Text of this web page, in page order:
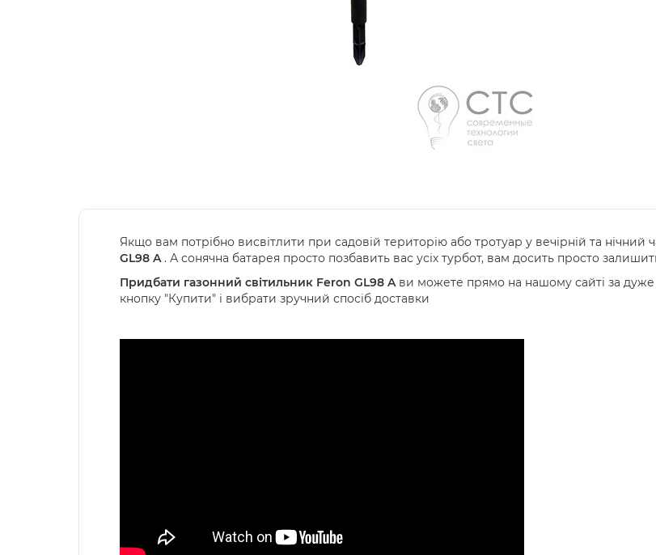
Якщо вам потрібно висвітлити при садовій територію або тротуар у вечірній та нічний
GL98 A. А сонячна батарея просто позбавить вас усіх турбот, вам досить просто
Придбати газонний світильник Feron GL98 A ви можете прямо на нашому сайті за
кнопку "Купити" і вибрати зручний спосіб доставки